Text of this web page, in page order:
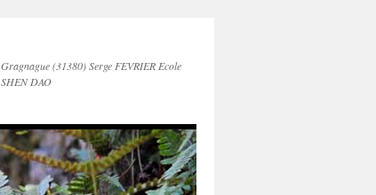
Gragnague (31380) Serge FEVRIER Ecole
SHEN DAO